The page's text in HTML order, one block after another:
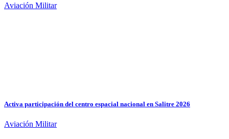
Aviación Militar
Activa participación del centro espacial nacional en Salitre 2026
Aviación Militar